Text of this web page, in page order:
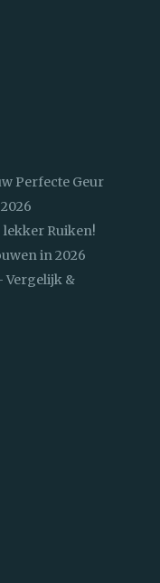
Perfecte Geur
lekker Ruiken!
in 2026
Vergelijk &